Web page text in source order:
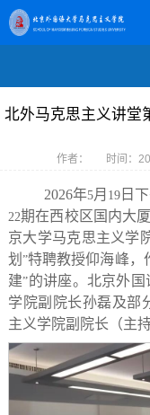
北外马克思主义讲堂
作者： 时间：
2026年5月 19 日
22期在西校区国内大厦
京大学马克思主义学
划”特聘教授仰海峰，
建”的讲座。北京外
学院副院长孙磊及部
主义学院副院长（主